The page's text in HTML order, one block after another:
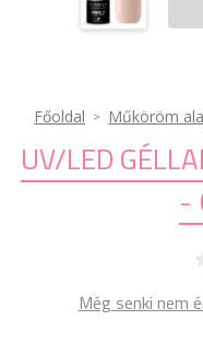
Főoldal Műköröm
UV/LED
-
Még senki nem